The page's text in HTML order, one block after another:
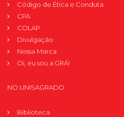
Código de Ética e Conduta
CPA
COLAP
Divulgação
Nossa Marca
Oi, eu sou a GRÁ!
NO UNISAGRADO
Biblioteca